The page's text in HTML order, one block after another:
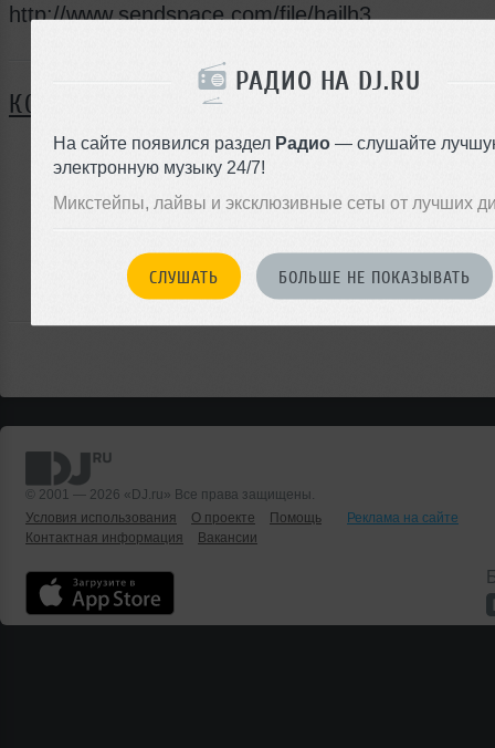
РАДИО НА DJ.RU
На сайте появился раздел Радио — слушайте
электронную музыку 24/7!
Микстейпы, лайвы и эксклюзивные сеты от лучших
СЛУШАТЬ БОЛЬШЕ НЕ ПОКАЗЫВАТЬ
http://www.sendspace.com/file/hailh3
КОММЕНТАРИИ
войдите на сайт
чтобы оставить комментарий
© 2001 — 2026 «DJ.ru» Все права защищены.
Условия использования
О проекте Помощь
Реклама на сайте
Контактная информация
Вакансии